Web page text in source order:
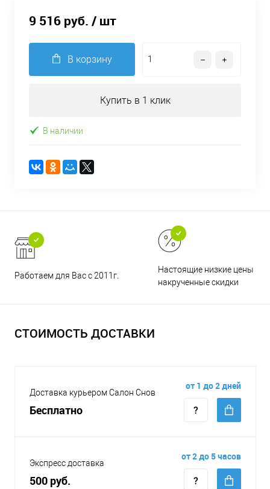
9 516 руб. / шт
В корзину
Купить в 1 клик
В наличии
Работаем для Вас с 2011г.
Настоящие низкие цены и
накрученные скидки
СТОИМОСТЬ ДОСТАВКИ
Доставка курьером Салон Снов
Бесплатно
от 1 до 2 дней
Экспресс доставка
500 руб.
от 2 до 5 часов